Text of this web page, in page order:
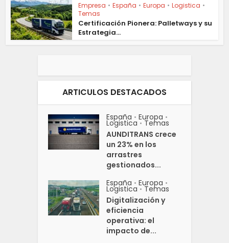
Empresa • España • Europa • Logistica •
Temas
Certificación Pionera: Palletways y su
Estrategia...
ARTICULOS DESTACADOS
España • Europa •
Logistica • Temas
AUNDITRANS crece
un 23% en los
arrastres
gestionados...
España • Europa •
Logistica • Temas
Digitalización y
eficiencia
operativa: el
impacto de...